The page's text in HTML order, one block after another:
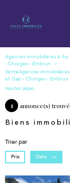
Vente
Hautes alpes
1 annonce(s)
Biens
Trier par
Prix Date